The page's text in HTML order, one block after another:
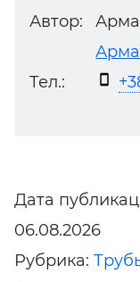
Автор:
Тел.:
Дата
06.08.2026
Рубрика: